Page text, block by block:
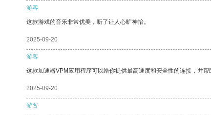
游客
这款游戏的音乐非常优美，听了让人心旷神怡。
2025-09-20
游客
这款加速器VPM应用程序可以给你提供最高速度和安全性的连接，并帮
2025-09-20
游客